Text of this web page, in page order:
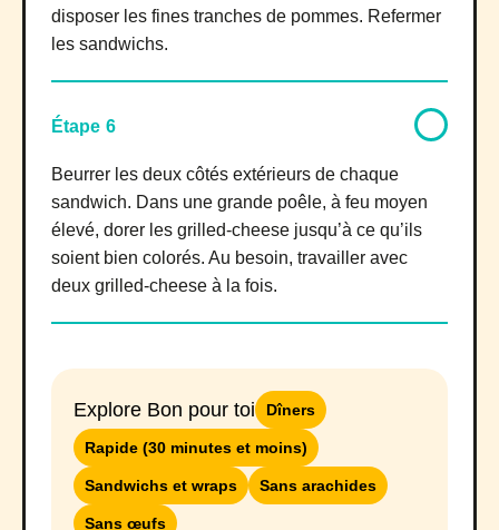
disposer les fines tranches de pommes. Refermer
les sandwichs.
Étape 6
Beurrer les deux côtés extérieurs de chaque
sandwich. Dans une grande poêle, à feu moyen
élevé, dorer les grilled-cheese jusqu’à ce qu’ils
soient bien colorés. Au besoin, travailler avec
deux grilled-cheese à la fois.
Explore Bon pour toi Dîners
Rapide (30 minutes et moins)
Sandwichs et wraps Sans arachides
Sans œufs